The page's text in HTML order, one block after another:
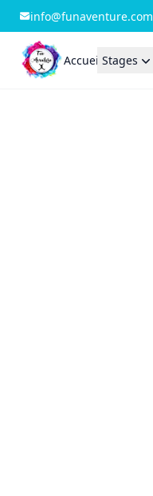
info@funaventure.com
Accueil Stages